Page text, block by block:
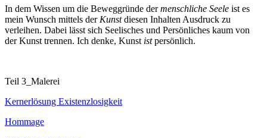
In dem Wissen um die Beweggründe dermenschliche Seele ist es
mein Wunsch mittels der Kunstdiesen Inhalten Ausdruck zu
verleihen. Dabei lässt sich Seelisches und Persönliches kaum von
der Kunst trennen. Ich denke, Kunst istpersönlich.
Teil 3_Malerei
Kernerlösung Existenzlosigkeit
Hommage